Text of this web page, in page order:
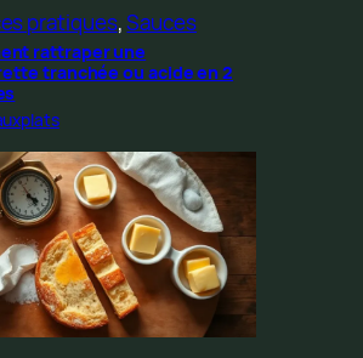
pratiques, Sauces
rattraper une
tranchée ou acide en 2